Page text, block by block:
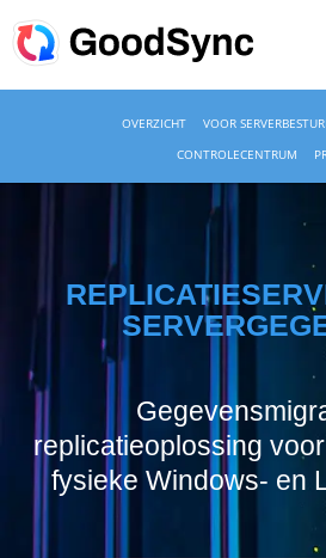
DOWNLOADEN
NU KOPEN
INLOGGEN
OVERZICHT
VOOR
CONTROLECENTRUM
replicatieoplossing
fysieke Windows- en